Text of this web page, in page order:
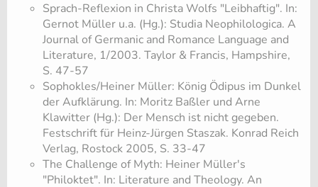
Sprach-Reflexion in Christa Wolfs "Leibhaftig". In:
Gernot Müller u.a. (Hg.): Studia Neophilologica. A
Journal of Germanic and Romance Language and
Literature, 1/2003. Taylor & Francis, Hampshire,
S. 47-57
Sophokles/Heiner Müller: König Ödipus im Dunkel
der Aufklärung. In: Moritz Baßler und Arne
Klawitter (Hg.): Der Mensch ist nicht gegeben.
Festschrift für Heinz-Jürgen Staszak. Konrad Reich
Verlag, Rostock 2005, S. 33-47
The Challenge of Myth: Heiner Müller's
"Philoktet". In: Literature and Theology. An